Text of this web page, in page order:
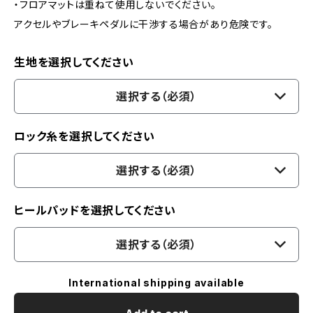
・フロアマットは重ねて使用しないでください。
アクセルやブレーキペダルに干渉する場合があり危険です。
生地を選択してください
選択する（必須）
ロック糸を選択してください
選択する（必須）
ヒールパッドを選択してください
選択する（必須）
International shipping available